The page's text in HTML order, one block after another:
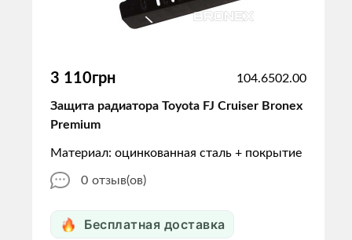
3 110грн 104.6502.00
Защита радиатора Toyota FJ Cruiser Bronex
Premium
Материал: оцинкованная сталь + покрытие
0 отзыв(ов)
Бесплатная доставка